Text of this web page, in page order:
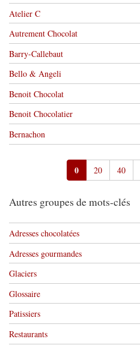
Atelier C
Autrement Chocolat
Barry-Callebaut
Bello & Angeli
Benoit Chocolat
Benoit Chocolatier
Bernachon
0 20 40
Autres groupes de mots-clés
Adresses chocolatées
Adresses gourmandes
Glaciers
Glossaire
Patissiers
Restaurants